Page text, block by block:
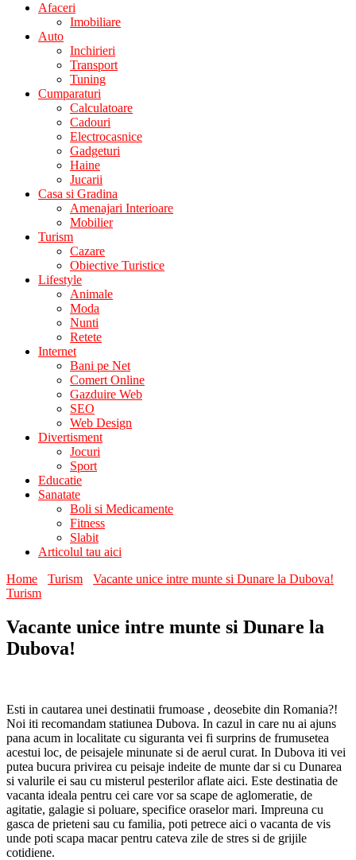
Afaceri
Imobiliare
Auto
Inchirieri
Transport
Tuning
Cumparaturi
Calculatoare
Cadouri
Electrocasnice
Gadgeturi
Haine
Jucarii
Casa si Gradina
Amenajari Interioare
Mobilier
Turism
Cazare
Obiective Turistice
Lifestyle
Animale
Moda
Nunti
Retete
Internet
Bani pe Net
Comert Online
Gazduire Web
SEO
Web Design
Divertisment
Jocuri
Sport
Educatie
Sanatate
Boli si Medicamente
Fitness
Slabit
Articolul tau aici
Home
Turism
Vacante unice intre munte si Dunare la Dubova!
Turism
Vacante unice intre munte si Dunare la
Dubova!
Esti in cautarea unei destinatii frumoase , deosebite din Romania?!
Noi iti recomandam statiunea Dubova. In cazul in care nu ai ajuns
pana acum in localitate cu siguranta vei fi surprins de frumusetea
acestui loc, de peisajele minunate si de aerul curat. In Dubova iti vei
putea bucura privirea cu peisaje indeite de munte dar si cu Dunarea
si valurile ei sau cu misterul pesterilor aflate aici. Este destinatia de
vacanta ideala pentru cei care vor sa scape de aglomeratie, de
agitatie, galagie si poluare, specifice oraselor mari. Impreuna cu
gasca de prieteni sau cu familia, poti petrece aici o vacanta de vis
unde poti scapa macar pentru cateva zile de stres si de grijile
cotidiene.